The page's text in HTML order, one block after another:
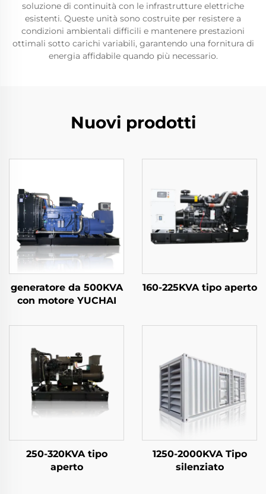
soluzione di continuità con le infrastrutture elettriche
esistenti. Queste unità sono costruite per resistere a
condizioni ambientali difficili e mantenere prestazioni
ottimali sotto carichi variabili, garantendo una fornitura di
energia affidabile quando più necessario.
Nuovi prodotti
generatore da 500KVA
con motore YUCHAI
160-225KVA tipo aperto
250-320KVA tipo
aperto
1250-2000KVA Tipo
silenziato